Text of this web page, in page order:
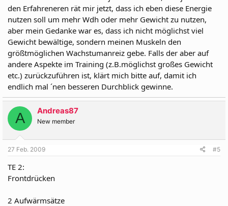
den Erfahreneren rät mir jetzt, dass ich eben diese Energie
nutzen soll um mehr Wdh oder mehr Gewicht zu nutzen,
aber mein Gedanke war es, dass ich nicht möglichst viel
Gewicht bewältige, sondern meinen Muskeln den
größtmöglichen Wachstumanreiz gebe. Falls der aber auf
andere Aspekte im Training (z.B.möglichst großes Gewicht
etc.) zurückzuführen ist, klärt mich bitte auf, damit ich
endlich mal ´nen besseren Durchblick gewinne.
A Andreas87
New member
27 Feb. 2009 #5
TE 2:
Frontdrücken
2 Aufwärmsätze